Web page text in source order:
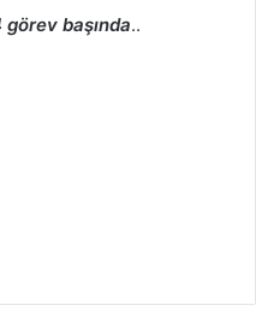
görev başında..